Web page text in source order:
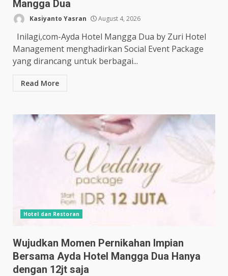
Mangga Dua
Kasiyanto Yasran August 4, 2026
Inilagi,com-Ayda Hotel Mangga Dua by Zuri Hotel
Management menghadirkan Social Event Package
yang dirancang untuk berbagai...
Read More
Hotel dan Restoran
Wujudkan Momen Pernikahan Impian
Bersama Ayda Hotel Mangga Dua Hanya
dengan 12jt saja